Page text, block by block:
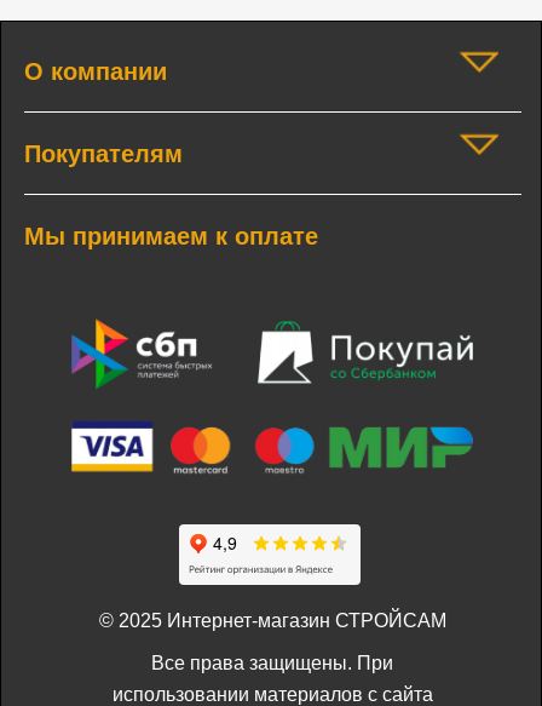
О компании
Покупателям
Мы принимаем к оплате
© 2025 Интернет-магазин СТРОЙСАМ
Все права защищены. При
использовании материалов с сайта